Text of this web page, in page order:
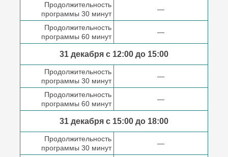
Продолжительность
программы 30 минут
—
Продолжительность
программы 60 минут
—
31 декабря с 12:00 до 15:00
Продолжительность
программы 30 минут
—
Продолжительность
программы 60 минут
—
31 декабря с 15:00 до 18:00
Продолжительность
программы 30 минут
—